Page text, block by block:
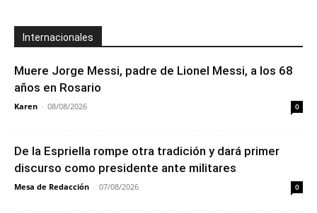
Internacionales
Muere Jorge Messi, padre de Lionel Messi, a los 68
años en Rosario
Karen - 08/08/2026 0
De la Espriella rompe otra tradición y dará primer
discurso como presidente ante militares
Mesa de Redacción - 07/08/2026 0